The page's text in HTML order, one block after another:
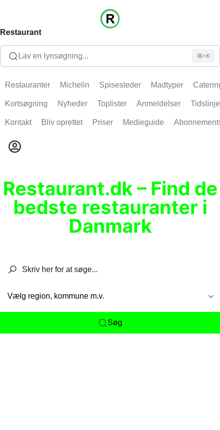
Restaurant
Lav en lynsøgning... ⌘+K
Restauranter Michelin Spisesteder Madtyper
Kortsøgning Nyheder Toplister Anmeldelser Tidslinje
Kontakt Bliv oprettet Priser Medieguide
Restaurant.dk – Find de
bedste restauranter i
Danmark
Vælg region, kommune m.v.
Søg